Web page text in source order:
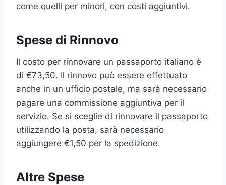
come quelli per minori, con costi aggiuntivi.
Spese di Rinnovo
Il costo per rinnovare un passaporto italiano è
di €73,50. Il rinnovo può essere effettuato
anche in un ufficio postale, ma sarà necessario
pagare una commissione aggiuntiva per il
servizio. Se si sceglie di rinnovare il passaporto
utilizzando la posta, sarà necessario
aggiungere €1,50 per la spedizione.
Altre Spese